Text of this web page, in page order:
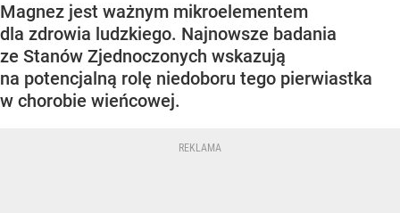
Magnez jest ważnym mikroelementem
dla zdrowia ludzkiego. Najnowsze badania
ze Stanów Zjednoczonych wskazują
na potencjalną rolę niedoboru tego pierwiastka
w chorobie wieńcowej.